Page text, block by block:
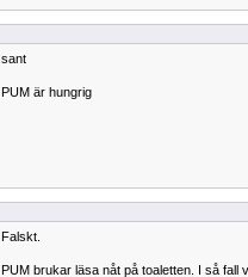
sant
PUM är hungrig
Falskt.
PUM brukar läsa nåt på toaletten. I så fall